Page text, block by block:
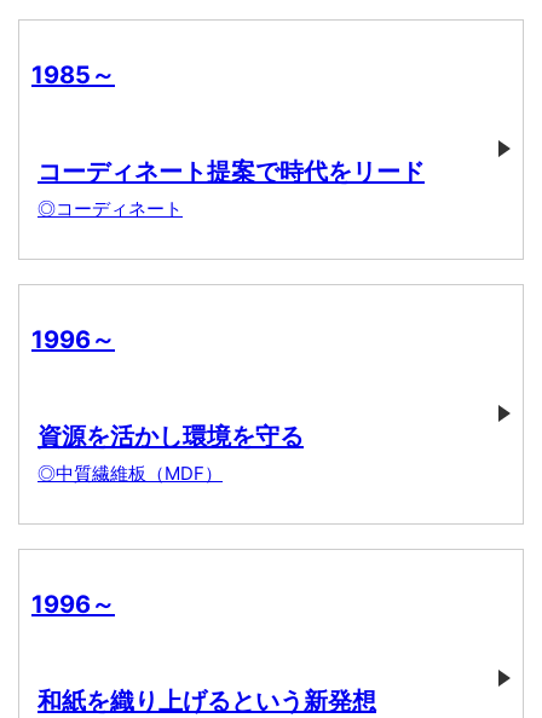
1985～
コーディネート提案で時代をリード
◎コーディネート
1996～
資源を活かし環境を守る
◎中質繊維板（MDF）
1996～
和紙を織り上げるという新発想